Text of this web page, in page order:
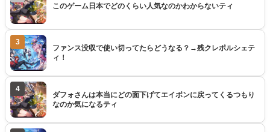
このゲーム日本でどのくらい人気なのかわからないティ
3
ファンス没収で使い切ってたらどうなる？→残クレポルシェテ
ィ！
4
ダフォさんは本当にどの面下げてエイボンに戻ってくるつもり
なのか気になるティ